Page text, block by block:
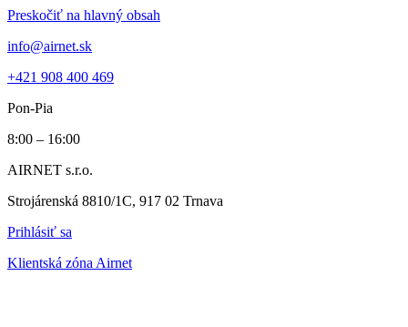
Preskočiť na hlavný obsah
info@airnet.sk
+421 908 400 469
Pon-Pia
8:00 – 16:00
AIRNET s.r.o.
Strojárenská 8810/1C, 917 02 Trnava
Prihlásiť sa
Klientská zóna Airnet